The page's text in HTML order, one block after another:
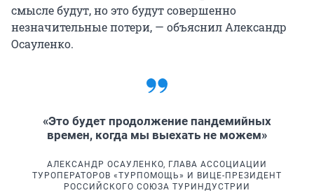
смысле будут, но это будут совершенно
незначительные потери, — объяснил Александр
Осауленко.
«Это будет продолжение пандемийных
времен, когда мы выехать не можем»
АЛЕКСАНДР ОСАУЛЕНКО, ГЛАВА АССОЦИАЦИИ
ТУРОПЕРАТОРОВ «ТУРПОМОЩЬ» И ВИЦЕ-ПРЕЗИДЕНТ
РОССИЙСКОГО СОЮЗА ТУРИНДУСТРИИ